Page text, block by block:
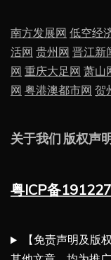
南方发展网 低空经
活网 贵州网 晋江新
网 重庆大足网 萧山
网 粤港澳都市网 贺
关于我们版权声明
粤ICP备
【免责声明及版